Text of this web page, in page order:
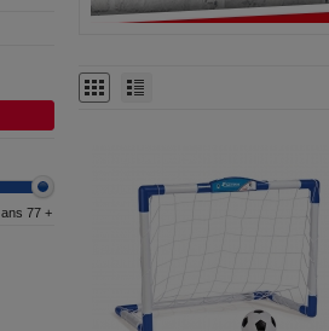
ans 77 +